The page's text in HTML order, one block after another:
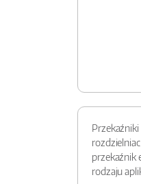
przekaźnik
rodzaju